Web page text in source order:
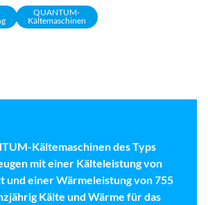
QUANTUM-
Kältemaschinen
Kältemaschinen des Typs
mit einer Kälteleistung von
und einer Wärmeleistung von 755
Kälte und Wärme für das